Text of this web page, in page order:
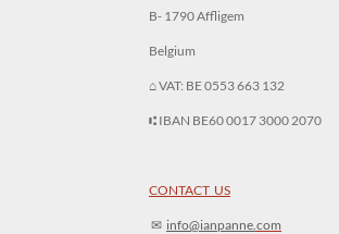
B- 1790 Affligem
Belgium
⌂ VAT: BE 0553 663 132
⑆ IBAN BE60 0017 3000 2070
CONTACT US
✉︎ info@ianpanne. com